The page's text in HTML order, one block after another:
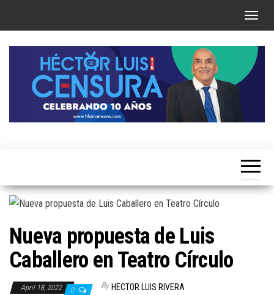
T
g
n
i
g
Nueva propuesta de Luis
Caballero en Teatro Círculo
April 18, 2022 0 By HECTOR LUIS RIVERA